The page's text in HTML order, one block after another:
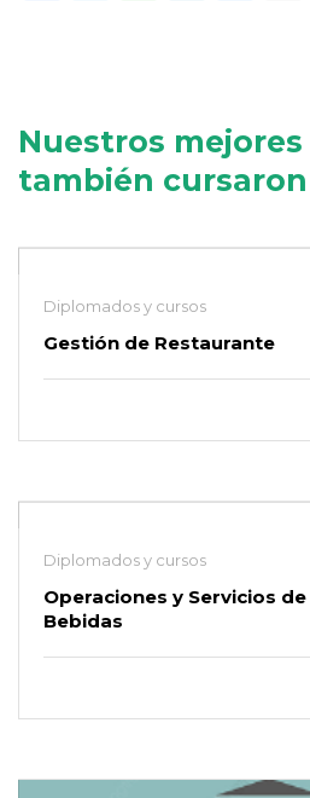
Nuestros
también cursaron
Diplomados y cursos
Gestión de Restaurante
Diplomados y cursos
Operaciones y Servicios
Bebidas